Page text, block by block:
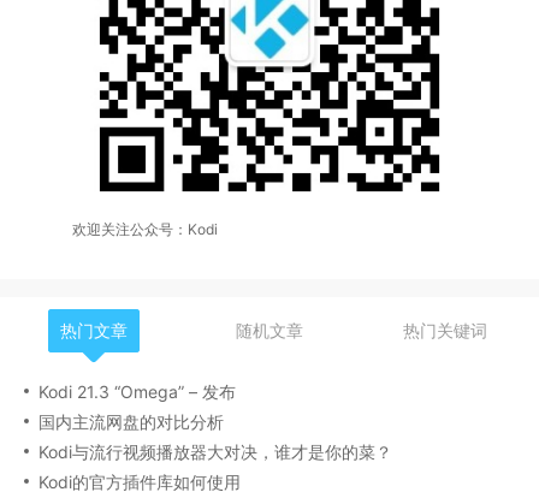
欢迎关注公众号：Kodi
热门文章 随机文章 热门关键词
Kodi 21.3 “Omega” – 发布
国内主流网盘的对比分析
Kodi与流行视频播放器大对决，谁才是你的菜？
Kodi的官方插件库如何使用